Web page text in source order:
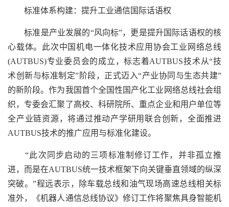
标准体系构建：提升工业通信国际话语权
标准是产业发展的“风向标”，更是提升国际话语权的核
心载体。此次中国机电一体化技术应用协会工业网络总线
(AUTBUS)专业委员会的成立，标志着AUTBUS技术从“技
术创新与标准制定”阶段，正式迈入“产业协同与生态共建”
的新阶段。作为我国首个全国性国产化工业网络总线社会组
织，专委会汇聚了高校、科研院所、重点企业和用户单位等
全产业链资源，将通过推动产学研用联合创新，全面推进
AUTBUS技术的推广应用与标准化建设。
“此次同步启动的三项标准制修订工作，并非孤立推
进，而是在AUTBUS统一技术框架下向关键垂直领域的纵深
突破。”程远表示，除车载总线和油气现场高速总线相关标
准外，《机器人通信总线协议》修订工作将聚焦具身智能机